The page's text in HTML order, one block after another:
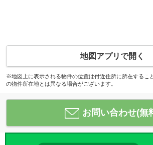
地図アプリで開く
※地図上に表示される物件の位置は付近住所に所在するこ
の物件所在地とは異なる場合がございます。
お問い合わせ(無